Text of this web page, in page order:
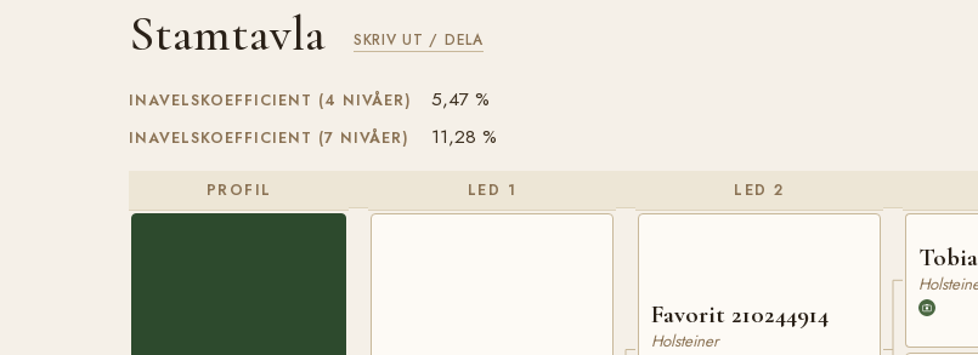
Stamtavla SKRIV UT / DELA
INAVELSKOEFFICIENT (4 NIVÅER) 5,47 %
INAVELSKOEFFICIENT (7 NIVÅER) 11,28 %
PROFIL LED 1 LED 2
Favorit 210244914
Holsteiner